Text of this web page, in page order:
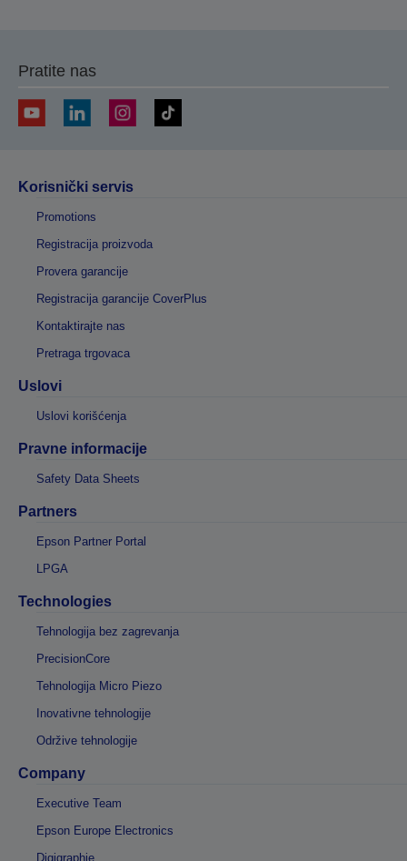
Pratite nas
Korisnički servis
Promotions
Registracija proizvoda
Provera garancije
Registracija garancije CoverPlus
Kontaktirajte nas
Pretraga trgovaca
Uslovi
Uslovi korišćenja
Pravne informacije
Safety Data Sheets
Partners
Epson Partner Portal
LPGA
Technologies
Tehnologija bez zagrevanja
PrecisionCore
Tehnologija Micro Piezo
Inovativne tehnologije
Održive tehnologije
Company
Executive Team
Epson Europe Electronics
Digigraphie